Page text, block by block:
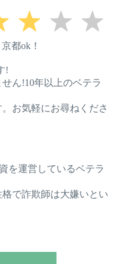
都ok！
!
ん!10年以上のベテラ
お気軽にお尋ねくださ
を運営しているベテラ
で詐欺師は大嫌いとい